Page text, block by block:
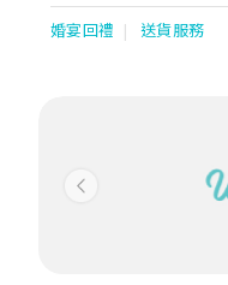
婚宴回禮 送貨服務
Previous